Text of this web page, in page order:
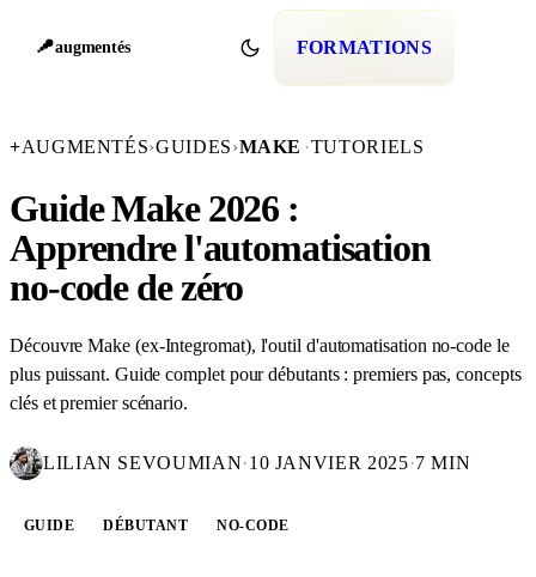
augmentés FORMATIONS
+AUGMENTÉS›GUIDES›MAKE ·TUTORIELS
Guide Make 2026 :
Apprendre l'automatisation
no-code de zéro
Découvre Make (ex-Integromat), l'outil d'automatisation no-code le
plus puissant. Guide complet pour débutants : premiers pas, concepts
clés et premier scénario.
LILIAN SEVOUMIAN·10 JANVIER 2025·7 MIN
GUIDE DÉBUTANT NO-CODE